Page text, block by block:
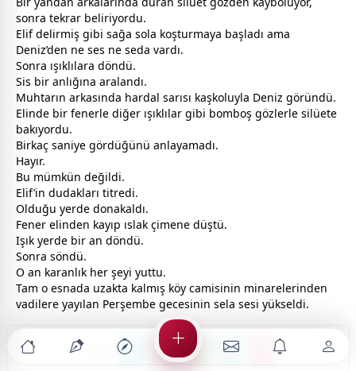
sonra tekrar beliriyordu.
Elif delirmiş gibi sağa sola koşturmaya başladı ama
Deniz’den ne ses ne seda vardı.
Sonra ışıklılara döndü.
Sis bir anlığına aralandı.
Muhtarın arkasında hardal sarısı kaşkoluyla Deniz göründü.
Elinde bir fenerle diğer ışıklılar gibi bomboş gözlerle silüete
bakıyordu.
Birkaç saniye gördüğünü anlayamadı.
Hayır.
Bu mümkün değildi.
Elif’in dudakları titredi.
Olduğu yerde donakaldı.
Fener elinden kayıp ıslak çimene düştü.
Işık yerde bir an döndü.
Sonra söndü.
O an karanlık her şeyi yuttu.
Tam o esnada uzakta kalmış köy camisinin minarelerinden
vadilere yayılan Perşembe gecesinin sela sesi yükseldi.
Paylaş: